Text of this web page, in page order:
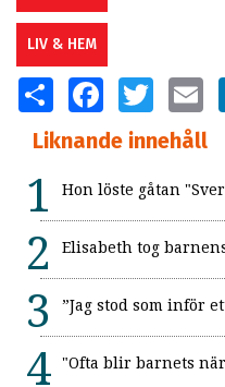
LIV & HEM
SHARE FACEBOOKTWITTER
Liknande innehåll
Hon löste gåtan
Elisabeth tog
”Jag stod som inför
"Ofta blir barnets